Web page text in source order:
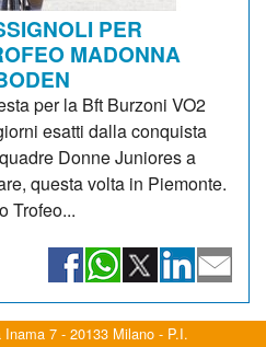
PER
MADONNA
per la Bft Burzoni VO2
esatti dalla conquista
Donne Juniores a
questa volta in Piemonte.
Trofeo...
7 - 20133 Milano - P.I.